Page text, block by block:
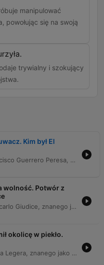
manipulować
powołując się na swoją
trywialny i szokujący
Kim był El
Odcinek przedstawia historię Francisco Guerrero Peresa, znanego jako El Chalekero, seryjnego mordercy działającego w Meksyku w latach 1880-1888. Program przybliża tragiczne losy jego ofiar, makabryczny modus operandi sprawcy oraz proces kryminalistyczny, który doprowadził do jego ujęcia. Narracja obejmuje również wątek kontrowersyjnego skrócenia kary przez dyktatora Porfirio Diaza oraz późniejszą ponowną działalność przestępczą mordercy. Analiza skupia się na profilu psychologicznym sprawcy, który mimo pozornej religijności i zamiłowania do elegancji, wykazywał skrajne okrucieństwo. Słuchacz poznaje kulisy śledztwa prowadzonego przez detektywa Francisco Chaveza oraz historię ocalałej ofiary, która odegrała kluczową rolę w demaskacji mordercy.
wolność. Potwór z
Odcinek przedstawia historię Giancarlo Giudice, znanego jako Potwór z Turynu, który w latach 1983–1986 zamordował dziewięć kobiet. Motywem jego zbrodni była nienawiść do kobiet, zakorzeniona w traumatycznym dzieciństwie, przemocy ze strony ojca oraz porzuceniu przez niego na rzecz nowej żony. Tekst opisuje przebieg jego działalności jako kierowcy ciężarówki, wykorzystującego pracę do atakowania prostytutek. Po serii brutalnych morderstw Giudice został schwytany podczas rutynowej kontroli drogowej i przyznał się do winy. Mimo wyroków więzienia, po ponad 22 latach został zwolniony warunkowo i obecnie przebywa w ukryciu pod zmienioną tożsamością.
okolicę w piekło.
Odcinek przedstawia historię Alaina Legera, znanego jako Potwór z Miramichi, który w 1989 roku terroryzował prowincję Nowy Brunszwik w Kanadzie. Po ucieczce ze szpitala podczas transportu więźnia, Leger przez siedem miesięcy dokonywał brutalnych morderstw, unikając wykrycia dzięki doskonałej znajomości lokalnych lasów i umiejętnościom przetrwania. Narracja szczegółowo opisuje serię zbrodni, w tym ataki na starsze kobiety oraz księdza, a także narastającą histerię społeczną w regionie. Kluczowym elementem historii jest przełom w krymulaistyce, gdyż to właśnie badania DNA stały się głównym dowodem, który doprowadził do skazania sprawcy i zakończył jego krwawą odyseję.